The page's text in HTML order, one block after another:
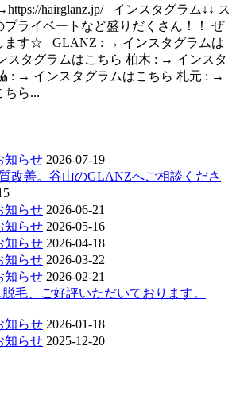
hairglanz.jp/ インスタグラム↓↓ ス
プライベートなど盛りだくさん！！ ぜ
ます☆ GLANZ : → インスタグラムは
スタグラムはこちら 柏木 : → インスタ
: → インスタグラムはこちら 札元 : →
ちら...
知らせ 2026-07-19
改善。谷山のGLANZへご相談くださ
知らせ 2026-06-21
知らせ 2026-05-16
知らせ 2026-04-18
知らせ 2026-03-22
知らせ 2026-02-21
毛、ご好評いただいております。
知らせ 2026-01-18
知らせ 2025-12-20